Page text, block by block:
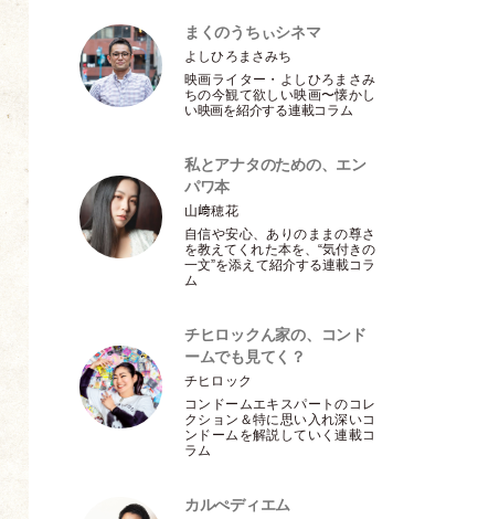
まくのうちぃシネマ
よしひろまさみち
映画ライター ・ よしひろまさみ
ちの今観て欲しい映画〜懐かし
い映画を紹介する連載コラム
私とアナタのための、エン
パワ本
山﨑穂花
自信や安心、ありのままの尊さ
を教えてくれた本を、“気付きの
一文”を添えて紹介する連載コラ
ム
チヒロックん家の、コンド
ームでも見てく？
チヒロック
コンドームエキスパートのコレ
クション＆特に思い入れ深いコ
ンドームを解説していく連載コ
ラム
カルぺディエム